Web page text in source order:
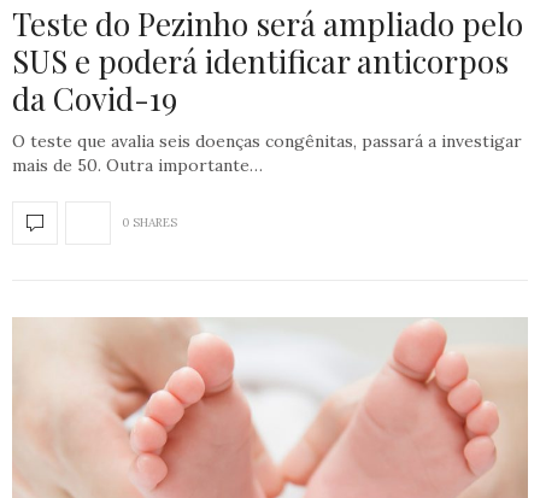
Teste do Pezinho será ampliado pelo
SUS e poderá identificar anticorpos
da Covid-19
O teste que avalia seis doenças congênitas, passará a investigar
mais de 50. Outra importante…
0 SHARES